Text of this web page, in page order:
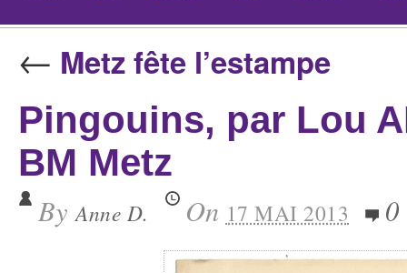
← Metz fête l’estampe
Pingouins, par Lou
BM Metz
By Anne D. On 17 MAI 2013 0